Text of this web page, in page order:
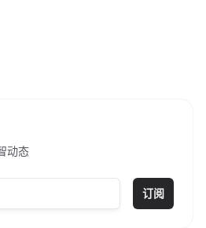
动态
订阅